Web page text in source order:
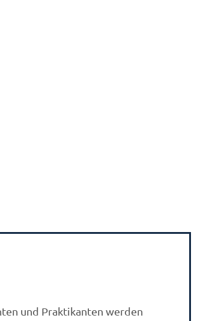
und Praktikanten werden